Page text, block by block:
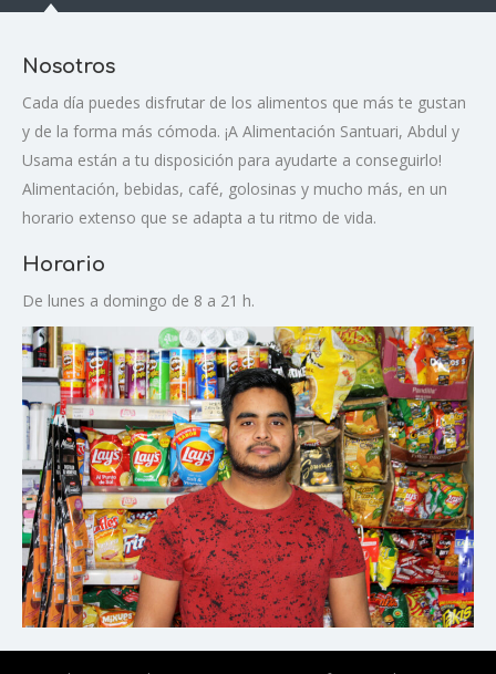
Nosotros
Cada día puedes disfrutar de los alimentos que más te gustan
y de la forma más cómoda. ¡A Alimentación Santuari, Abdul y
Usama están a tu disposición para ayudarte a conseguirlo!
Alimentación, bebidas, café, golosinas y mucho más, en un
horario extenso que se adapta a tu ritmo de vida.
Horario
De lunes a domingo de 8 a 21 h.